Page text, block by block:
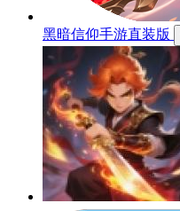
黑暗信仰手游直装版